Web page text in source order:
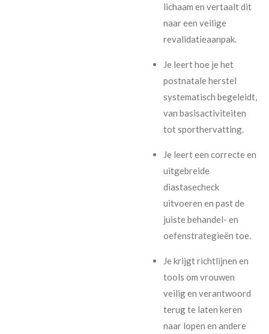
lichaam en vertaalt dit
naar een veilige
revalidatieaanpak.
Je leert hoe je het
postnatale herstel
systematisch begeleidt,
van basisactiviteiten
tot sporthervatting.
Je leert een correcte en
uitgebreide
diastasecheck
uitvoeren en past de
juiste behandel- en
oefenstrategieën toe.
Je krijgt richtlijnen en
tools om vrouwen
veilig en verantwoord
terug te laten keren
naar lopen en andere